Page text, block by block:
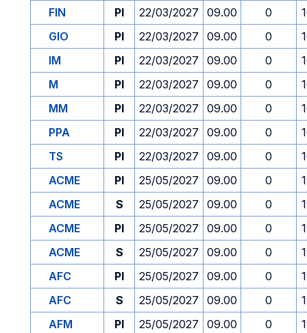
FIN
PI 22/03/2027 09.00 0
GIO
PI 22/03/2027 09.00 0
IM
PI 22/03/2027 09.00 0
M
PI 22/03/2027 09.00 0
MM
PI 22/03/2027 09.00 0
PPA
PI 22/03/2027 09.00 0
TS
PI 22/03/2027 09.00 0
ACME
PI 25/05/2027 09.00 0
ACME
S 25/05/2027 09.00 0
ACME
PI 25/05/2027 09.00 0
ACME
S 25/05/2027 09.00 0
AFC
PI 25/05/2027 09.00 0
AFC
S 25/05/2027 09.00 0
AFM
PI 25/05/2027 09.00 0